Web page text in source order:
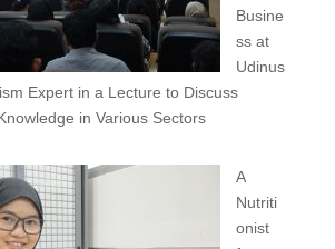
Busine
ss at
Udinus
Expert in a Lecture to Discuss
in Various Sectors
A
Nutriti
onist